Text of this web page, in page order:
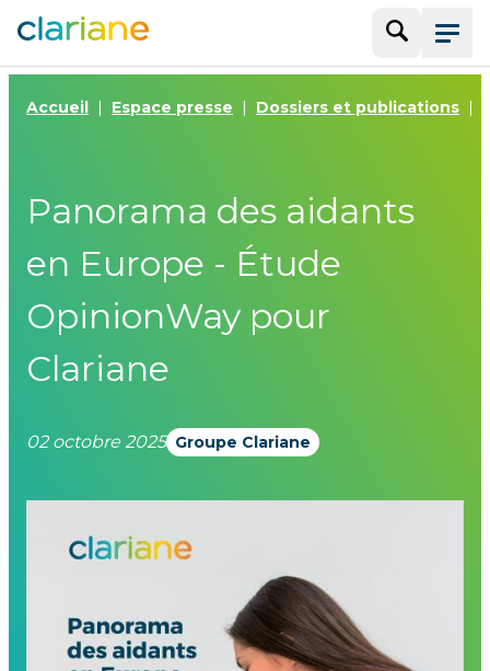
Menu
Accueil Espace presse Dossiers et publications
Panorama des aidants
en Europe - Étude
OpinionWay pour
Clariane
02 octobre 2025 Groupe Clariane